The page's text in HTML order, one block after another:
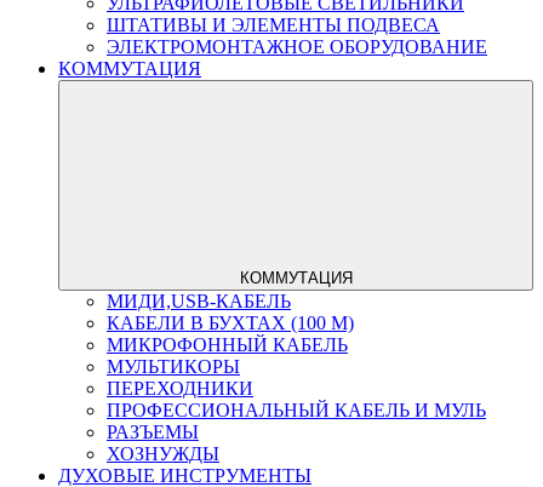
ШТАТИВЫ И ЭЛЕМЕНТЫ ПОДВЕСА
ЭЛЕКТРОМОНТАЖНОЕ ОБОРУДОВАНИЕ
КОММУТАЦИЯ
КОММУТАЦИЯ
МИДИ,USB-КАБЕЛЬ
КАБЕЛИ В БУХТАХ (100 М)
МИКРОФОННЫЙ КАБЕЛЬ
МУЛЬТИКОРЫ
ПЕРЕХОДНИКИ
ПРОФЕССИОНАЛЬНЫЙ КАБЕЛЬ И МУЛЬ
РАЗЪЕМЫ
ХОЗНУЖДЫ
ДУХОВЫЕ ИНСТРУМЕНТЫ